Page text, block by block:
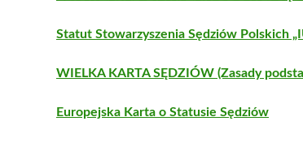
Statut Stowarzyszenia Sędziów Polskich
WIELKA KARTA SĘDZIÓW (Zasady
Europejska Karta o Statusie Sędziów